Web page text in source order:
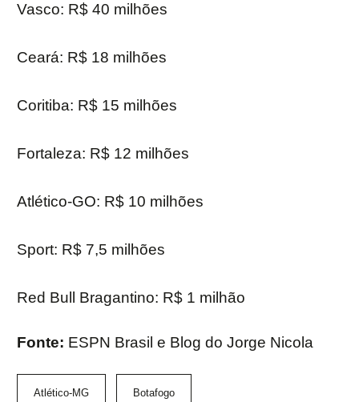
Vasco: R$ 40 milhões
Ceará: R$ 18 milhões
Coritiba: R$ 15 milhões
Fortaleza: R$ 12 milhões
Atlético-GO: R$ 10 milhões
Sport: R$ 7,5 milhões
Red Bull Bragantino: R$ 1 milhão
Fonte: ESPN Brasil e Blog do Jorge Nicola
Atlético-MG Botafogo